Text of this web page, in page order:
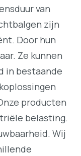
van
zijn
Door hun
Ze kunnen
in bestaande
producten
belasting.
Wij